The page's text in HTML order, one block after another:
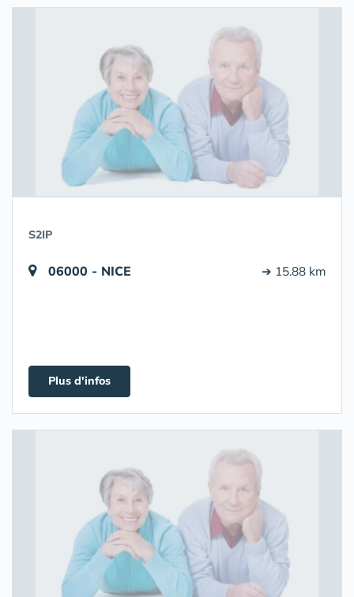
S2IP
06000 - NICE ➔ 15.88 km
Plus d'infos